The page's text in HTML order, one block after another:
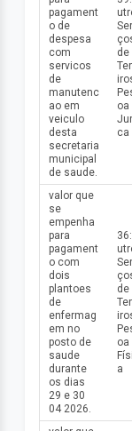
pagament
o de
despesa
com
servicos
de
manutenc
ao em
veiculo
desta
secretaria
municipal
de saude.
de
oa
ca
valor que
se
empenha
para
pagament
o com
dois
plantoes
de
enfermag
em no
posto de
saude
durante
os dias
29 e 30
04 2026.
de
oa
a